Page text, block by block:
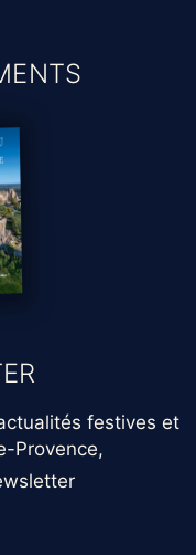
festives et
Provence,